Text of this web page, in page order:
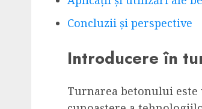
Concluzii și perspective
Introducere în
Turnarea betonului este